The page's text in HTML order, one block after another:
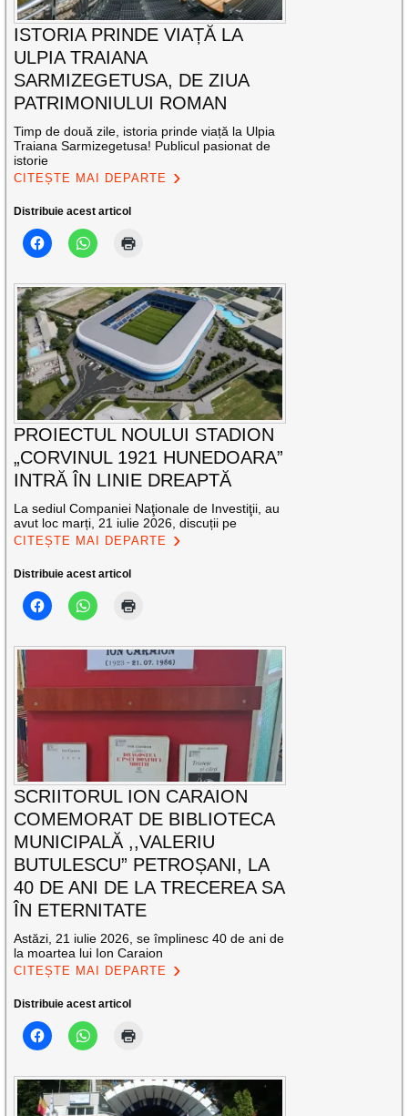
ISTORIA PRINDE VIAȚĂ LA
ULPIA TRAIANA
SARMIZEGETUSA, DE ZIUA
PATRIMONIULUI ROMAN
Timp de două zile, istoria prinde viață la Ulpia
Traiana Sarmizegetusa! Publicul pasionat de
istorie
CITEȘTE MAI DEPARTE
Distribuie acest articol
PROIECTUL NOULUI STADION
„CORVINUL 1921 HUNEDOARA”
INTRĂ ÎN LINIE DREAPTĂ
La sediul Companiei Naţionale de Investiţii, au
avut loc marți, 21 iulie 2026, discuții pe
CITEȘTE MAI DEPARTE
Distribuie acest articol
SCRIITORUL ION CARAION
COMEMORAT DE BIBLIOTECA
MUNICIPALĂ ,,VALERIU
BUTULESCU” PETROȘANI, LA
40 DE ANI DE LA TRECEREA SA
ÎN ETERNITATE
Astăzi, 21 iulie 2026, se împlinesc 40 de ani de
la moartea lui Ion Caraion
CITEȘTE MAI DEPARTE
Distribuie acest articol